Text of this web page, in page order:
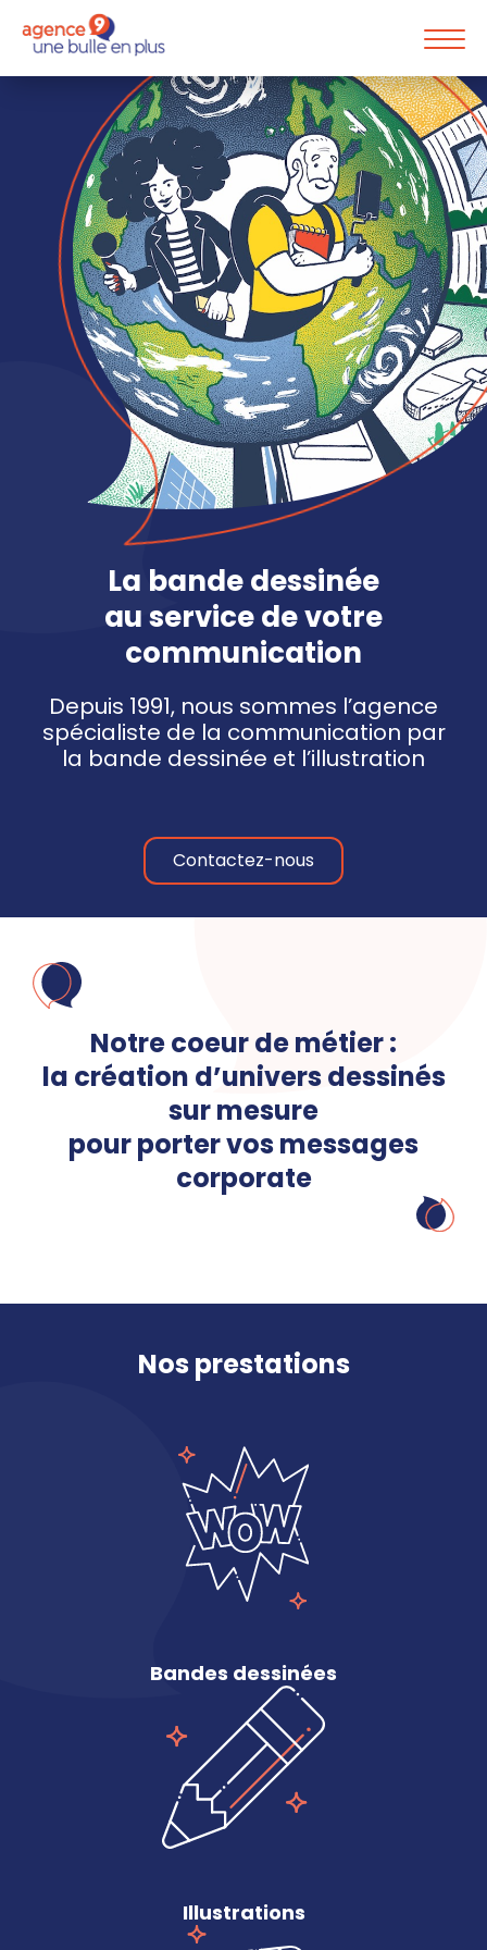
La bande dessinée
au service de votre
communication
Depuis 1991, nous sommes l’agence
spécialiste de la communication par
la bande dessinée et l’illustration
Contactez-nous
Notre coeur de métier :
la création d’univers dessinés
sur mesure
pour porter vos messages
corporate
Nos prestations
Bandes dessinées
Illustrations